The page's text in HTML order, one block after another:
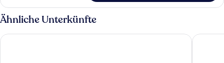
Ähnliche Unterkünfte
Aljazira Beach & Spa - Families and Couples Only Palm